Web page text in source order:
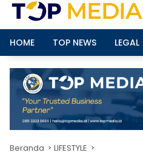
HOME TOP NEWS LEGAL
Beranda LIFESTYLE